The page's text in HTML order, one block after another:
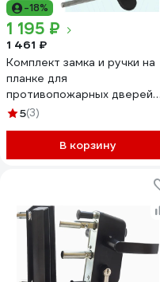
-18%
1 195 ₽
1 461 ₽
Комплект замка и ручки на
планке для
противопожарных дверей
ELEMENTIS ELM172MP
5(3)
В корзину